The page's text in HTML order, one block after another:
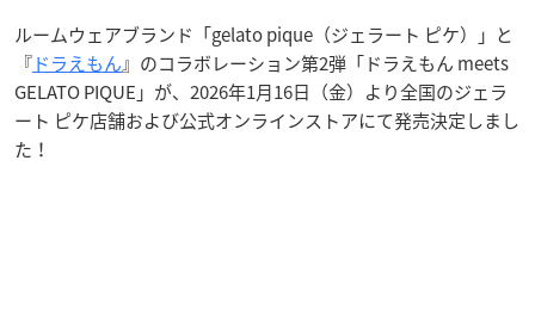
ルームウェアブランド「gelato pique（ジェラート ピケ）」と
『ドラえもん』のコラボレーション第2弾「ドラえもん meets
GELATO PIQUE」が、2026年1月16日（金）より全国のジェラ
ート ピケ店舗および公式オンラインストアにて発売決定しまし
た！